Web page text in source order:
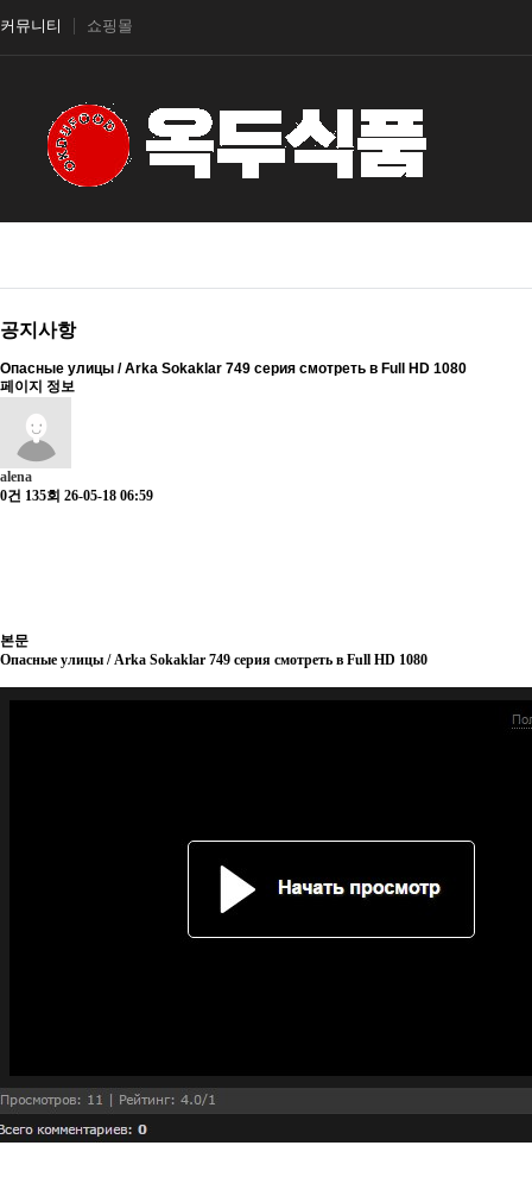
커뮤니티 쇼핑몰
공지사항
Опасные улицы / Arka Sokaklar 749 серия смотреть в Full HD 1080
페이지 정보
alena
0건 135회 26-05-18 06:59
본문
Опасные улицы / Arka Sokaklar 749 серия смотреть в Full HD 1080